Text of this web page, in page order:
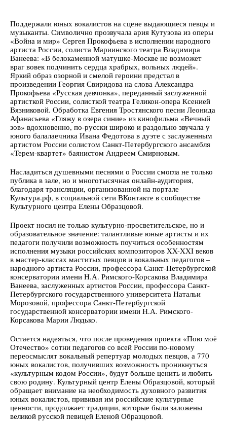
Поддержали юных вокалистов на сцене выдающиеся певцы и
музыканты. Символично прозвучала ария Кутузова из оперы
«Война и мир» Сергея Прокофьева в исполнении народного
артиста России, солиста Мариинского театра Владимира
Ванеева: «В белокаменной матушке-Москве не возможет
враг вовек подчинить сердца храбрых, вольных людей».
Яркий образ озорной и смелой героини предстал в
произведении Георгия Свиридова на слова Александра
Прокофьева «Русская девчонка», переданный заслуженной
артисткой России, солисткой театра Геликон-опера Ксенией
Вязниковой. Обработка Евгения Тростянского песни Леонида
Афанасьева «Гляжу в озера синие» из кинофильма «Вечный
зов» вдохновенно, по-русски широко и раздольно звучала у
юного балалаечника Ивана Федотова в дуэте с заслуженным
артистом России солистом Санкт-Петербургского ансамбля
«Терем-квартет» баянистом Андреем Смирновым.
Насладиться душевными песнями о России смогла не только
публика в зале, но и многотысячная онлайн-аудитория,
благодаря трансляции, организованной на портале
Культура.рф, в социальной сети ВКонтакте в сообществе
Культурного центра Елены Образцовой.
Проект носил не только культурно-просветительское, но и
образовательное значение: талантливые юные артисты и их
педагоги получили возможность поучиться особенностям
исполнения музыки российских композиторов XX-XXI веков
в мастер-классах маститых певцов и вокальных педагогов –
народного артиста России, профессора Санкт-Петербургской
консерватории имени Н.А. Римского-Корсакова Владимира
Ванеева, заслуженных артистов России, профессора Санкт-
Петербургского государственного университета Натальи
Морозовой, профессора Санкт-Петербургской
государственной консерватории имени Н.А. Римского-
Корсакова Марии Людько.
Остается надеяться, что после проведения проекта «Пою моё
Отечество» сотни педагогов со всей России по-новому
переосмыслят вокальный репертуар молодых певцов, а 770
юных вокалистов, получивших возможность проникнуться
«культурным кодом России», будут больше ценить и любить
свою родину. Культурный центр Елены Образцовой, который
обращает внимание на необходимость духовного развития
юных вокалистов, прививая им российские культурные
ценности, продолжает традиции, которые были заложены
великой русской певицей Еленой Образцовой.